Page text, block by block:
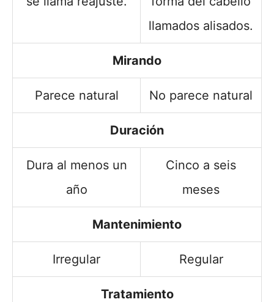
llamados alisados.
Mirando
Parece natural No parece natural
Duración
Dura al menos un
año
Cinco a seis
meses
Mantenimiento
Irregular Regular
Tratamiento